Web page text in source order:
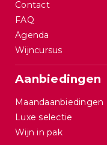
Contact
FAQ
Agenda
Wijncursus
Aanbiedingen
Maandaanbiedingen
Luxe selectie
Wijn in pak